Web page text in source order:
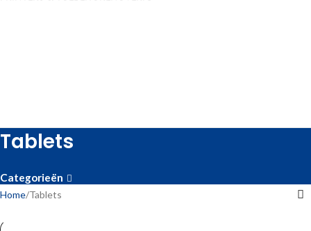
Tablets
Categorieën
Home Tablets